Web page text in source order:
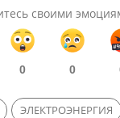
своими
0 0
ЭЛЕКТРОЭНЕРГИЯ